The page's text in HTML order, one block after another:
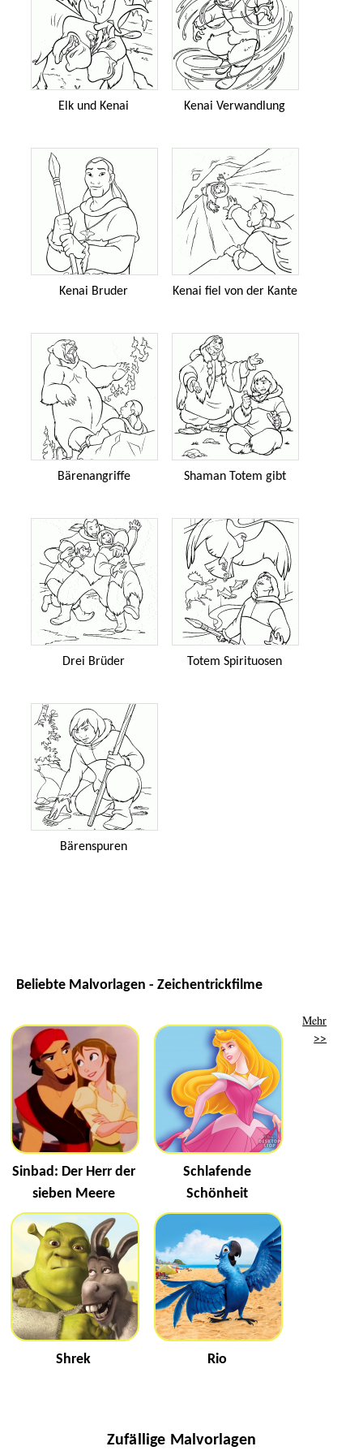
Elk und Kenai Kenai Verwandlung
Kenai Bruder Kenai fiel von der Kante
Bärenangriffe Shaman Totem gibt
Drei Brüder Totem Spirituosen
Bärenspuren
Beliebte Malvorlagen - Zeichentrickfilme
Sinbad: Der Herr der
sieben Meere
Schlafende
Schönheit
Shrek Rio
Mehr
>>
Zufällige Malvorlagen